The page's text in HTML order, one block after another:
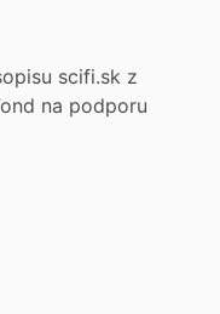
scifi.sk z
na podporu